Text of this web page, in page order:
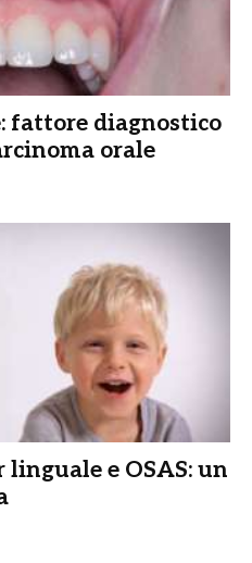
fattore diagnostico
orale
e OSAS: un